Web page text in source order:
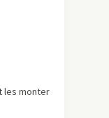
les monter